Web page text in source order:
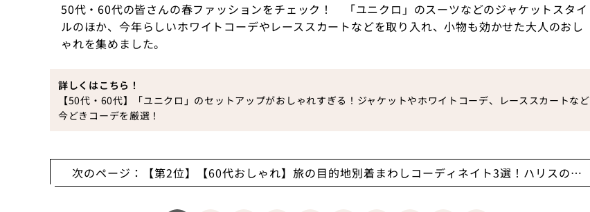
50代・60代の皆さんの春ファッションをチェック！ 「ユニクロ」のスーツなどのジャケットスタイ
ルのほか、今年らしいホワイトコーデやレーススカートなどを取り入れ、小物も効かせた大人のおし
ゃれを集めました。
詳しくはこちら！
【50代・60代】「ユニクロ」のセットアップがおしゃれすぎる！ジャケットやホワイトコーデ、レーススカートなど
今どきコーデを厳選！
次のページ：【第2位】【60代おしゃれ】旅の目的地別着まわしコーディネイト3選！ハリスのジ
ャケット・ワンピース・レーストップス